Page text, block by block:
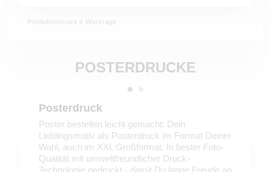
Produktionszeit 4 Werktage
POSTERDRUCKE
Posterdruck
Poster bestellen leicht gemacht: Dein
Lieblingsmotiv als Posterdruck im Format Deiner
Wahl, auch im XXL Großformat. In bester Foto-
Qualität mit umweltfreundlicher Druck-
Technologie gedruckt - damit Du lange Freude an